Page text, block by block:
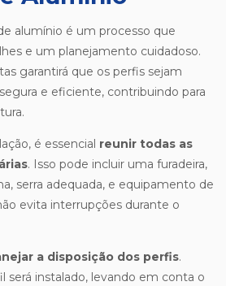
alumínio é um processo que
e um planejamento cuidadoso.
garantirá que os perfis sejam
e eficiente, contribuindo para
é essencial reunir todas as
. Isso pode incluir uma furadeira,
serra adequada, e equipamento de
evita interrupções durante o
a disposição dos perfis.
será instalado, levando em conta o